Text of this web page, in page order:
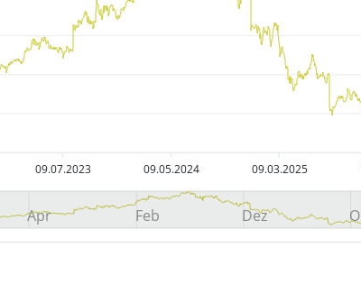
09.07.2023 09.05.2024 09.03.2025
Apr Feb Dez